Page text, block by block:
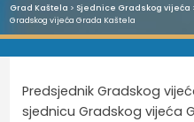
Grad Kaštela > Sjednice Gradskog vijeća
Gradskog vijeća Grada Kaštela
Predsjednik Gradskog
sjednicu Gradskog vijeća